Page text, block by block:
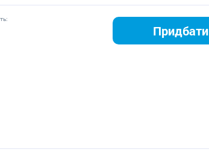
Придбати